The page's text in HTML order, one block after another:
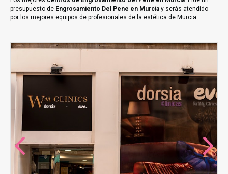
presupuesto de Engrosamiento Del Pene en Murcia y serás atendido
por los mejores equipos de profesionales de la estética de Murcia.